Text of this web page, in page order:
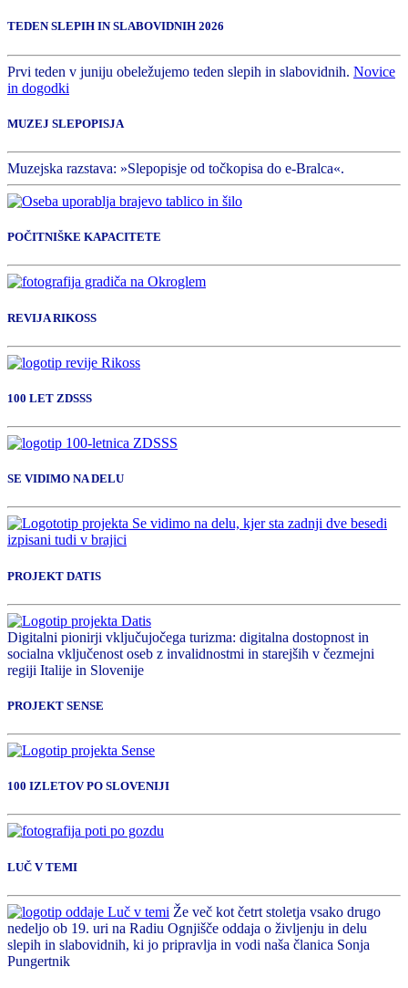
TEDEN SLEPIH IN SLABOVIDNIH 2026
Prvi teden v juniju obeležujemo teden slepih in slabovidnih. Novice
in dogodki
MUZEJ SLEPOPISJA
Muzejska razstava: »Slepopisje od točkopisa do e-Bralca«.
POČITNIŠKE KAPACITETE
REVIJA RIKOSS
100 LET ZDSSS
SE VIDIMO NA DELU
PROJEKT DATIS
Digitalni pionirji vključujočega turizma: digitalna dostopnost in
socialna vključenost oseb z invalidnostmi in starejših v čezmejni
regiji Italije in Slovenije
PROJEKT SENSE
100 IZLETOV PO SLOVENIJI
LUČ V TEMI
Že več kot četrt stoletja vsako drugo
nedeljo ob 19. uri na Radiu Ognjišče oddaja o življenju in delu
slepih in slabovidnih, ki jo pripravlja in vodi naša članica Sonja
Pungertnik